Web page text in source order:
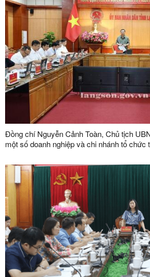
Đồng chí Nguyễn Cảnh Toàn, Chủ tịch
một số doanh nghiệp và chi nhánh tổ chức